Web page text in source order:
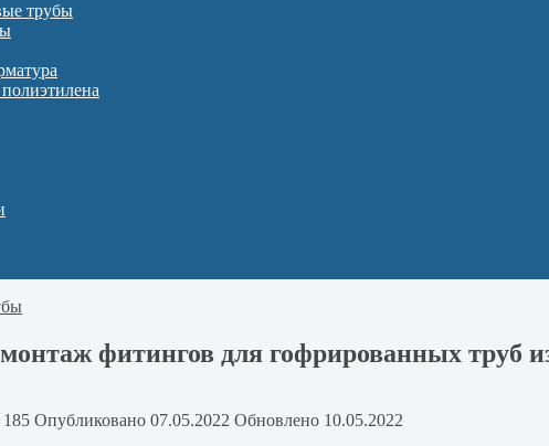
трубы
фитингов для гофрированных труб
185 Опубликовано 07.05.2022 Обновлено 10.05.2022